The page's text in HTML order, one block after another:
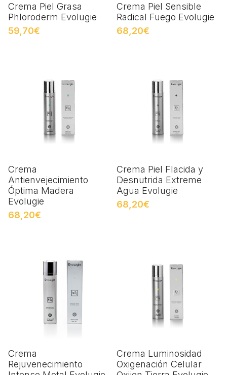
Crema Piel Grasa
Phloroderm Evolugie
59,70€
Crema Piel Sensible
Radical Fuego Evolugie
68,20€
Crema
Antienvejecimiento
Óptima Madera
Evolugie
68,20€
Crema Piel Flacida y
Desnutrida Extreme
Agua Evolugie
68,20€
Crema
Rejuvenecimiento
Crema Luminosidad
Oxigenación Celular